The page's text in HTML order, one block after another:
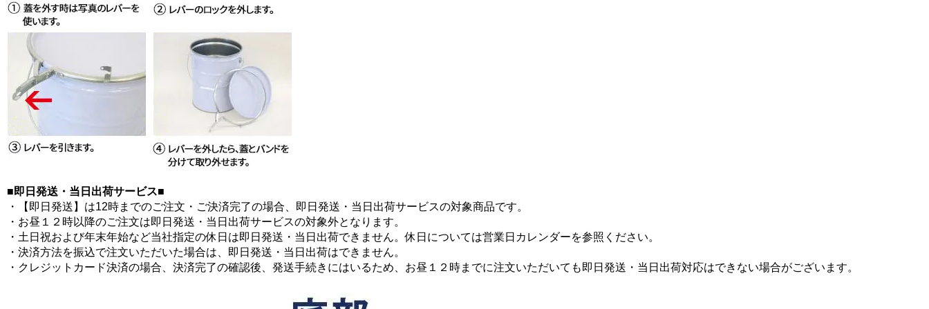
■即日発送・当日出荷サービス■
・【即日発送】は12時までのご注文・ご決済完了の場合、即日発送・当日出荷サービスの対象商品です。
・お昼１２時以降のご注文は即日発送・当日出荷サービスの対象外となります。
・土日祝および年末年始など当社指定の休日は即日発送・当日出荷できません。休日については営業日カレンダーを参照ください。
・決済方法を振込で注文いただいた場合は、即日発送・当日出荷はできません。
・クレジットカード決済の場合、決済完了の確認後、発送手続きにはいるため、お昼１２時までに注文いただいても即日発送・当日出荷対応はできない場合がございます。